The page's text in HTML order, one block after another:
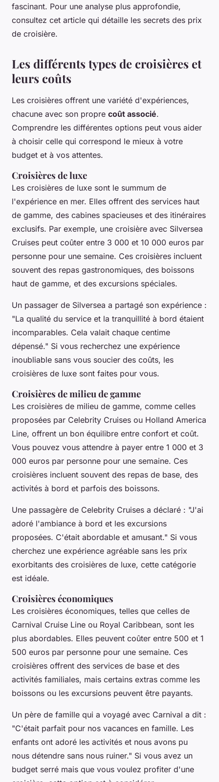
fascinant. Pour une analyse plus approfondie,
consultez cet article qui détaille les secrets des prix
de croisière.
Les différents types de croisières et
leurs coûts
Les croisières offrent une variété d'expériences,
chacune avec son propre coût associé.
Comprendre les différentes options peut vous aider
à choisir celle qui correspond le mieux à votre
budget et à vos attentes.
Croisières de luxe
Les croisières de luxe sont le summum de
l'expérience en mer. Elles offrent des services haut
de gamme, des cabines spacieuses et des itinéraires
exclusifs. Par exemple, une croisière avec Silversea
Cruises peut coûter entre 3 000 et 10 000 euros par
personne pour une semaine. Ces croisières incluent
souvent des repas gastronomiques, des boissons
haut de gamme, et des excursions spéciales.
Un passager de Silversea a partagé son expérience :
"La qualité du service et la tranquillité à bord étaient
incomparables. Cela valait chaque centime
dépensé." Si vous recherchez une expérience
inoubliable sans vous soucier des coûts, les
croisières de luxe sont faites pour vous.
Croisières de milieu de gamme
Les croisières de milieu de gamme, comme celles
proposées par Celebrity Cruises ou Holland America
Line, offrent un bon équilibre entre confort et coût.
Vous pouvez vous attendre à payer entre 1 000 et 3
000 euros par personne pour une semaine. Ces
croisières incluent souvent des repas de base, des
activités à bord et parfois des boissons.
Une passagère de Celebrity Cruises a déclaré : "J'ai
adoré l'ambiance à bord et les excursions
proposées. C'était abordable et amusant." Si vous
cherchez une expérience agréable sans les prix
exorbitants des croisières de luxe, cette catégorie
est idéale.
Croisières économiques
Les croisières économiques, telles que celles de
Carnival Cruise Line ou Royal Caribbean, sont les
plus abordables. Elles peuvent coûter entre 500 et 1
500 euros par personne pour une semaine. Ces
croisières offrent des services de base et des
activités familiales, mais certains extras comme les
boissons ou les excursions peuvent être payants.
Un père de famille qui a voyagé avec Carnival a dit :
"C'était parfait pour nos vacances en famille. Les
enfants ont adoré les activités et nous avons pu
nous détendre sans nous ruiner." Si vous avez un
budget serré mais que vous voulez profiter d'une